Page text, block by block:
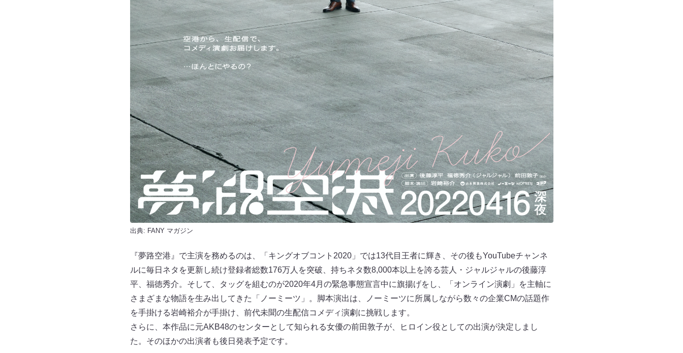
出典: FANY マガジン
『夢路空港』で主演を務めるのは、「キングオブコント2020」では13代目王者に輝き、その後もYouTubeチャンネ
ルに毎日ネタを更新し続け登録者総数176万人を突破、持ちネタ数8,000本以上を誇る芸人・ジャルジャルの後藤淳
平、福徳秀介。そして、タッグを組むのが2020年4月の緊急事態宣言中に旗揚げをし、「オンライン演劇」を主軸に
さまざまな物語を生み出してきた「ノーミーツ」。脚本演出は、ノーミーツに所属しながら数々の企業CMの話題作
を手掛ける岩崎裕介が手掛け、前代未聞の生配信コメディ演劇に挑戦します。
さらに、本作品に元AKB48のセンターとして知られる女優の前田敦子が、ヒロイン役としての出演が決定しまし
た。そのほかの出演者も後日発表予定です。